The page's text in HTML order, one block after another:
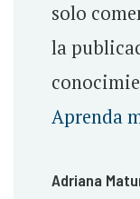
solo
la
Aprenda
Adriana